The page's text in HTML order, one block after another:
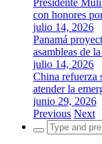
Presidente
con honores
julio 14, 2026
Panamá
asambleas de
julio 14, 2026
China refuerza
atender la
junio 29, 2026
Previous Next
Search
for: